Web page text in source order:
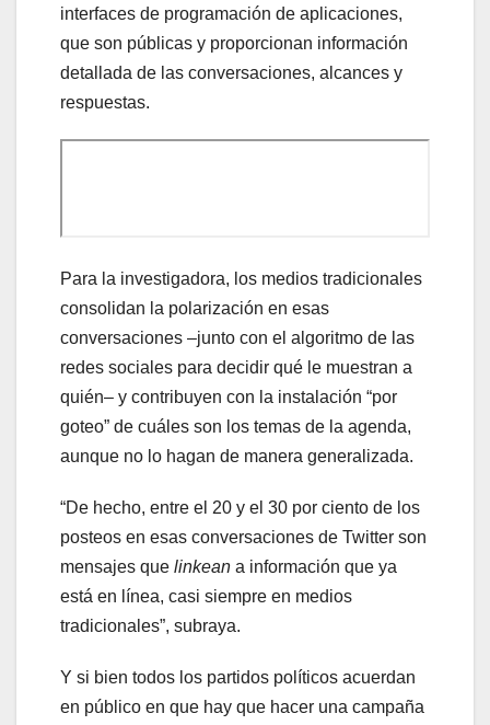
interfaces de programación de aplicaciones,
que son públicas y proporcionan información
detallada de las conversaciones, alcances y
respuestas.
Para la investigadora, los medios tradicionales
consolidan la polarización en esas
conversaciones –junto con el algoritmo de las
redes sociales para decidir qué le muestran a
quién– y contribuyen con la instalación “por
goteo” de cuáles son los temas de la agenda,
aunque no lo hagan de manera generalizada.
“De hecho, entre el 20 y el 30 por ciento de los
posteos en esas conversaciones de Twitter son
mensajes que linkean a información que ya
está en línea, casi siempre en medios
tradicionales”, subraya.
Y si bien todos los partidos políticos acuerdan
en público en que hay que hacer una campaña